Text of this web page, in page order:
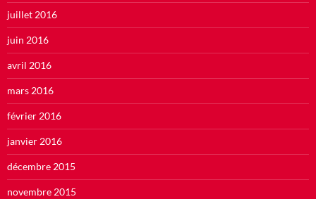
juillet 2016
juin 2016
avril 2016
mars 2016
février 2016
janvier 2016
décembre 2015
novembre 2015